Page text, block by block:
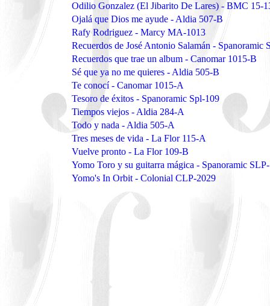
Odilio Gonzalez (El Jibarito De Lares) - BMC 15-
Ojalá que Dios me ayude - Aldia 507-B
Rafy Rodriguez - Marcy MA-1013
Recuerdos de José Antonio Salamán - Spanoramic
Recuerdos que trae un album - Canomar 1015-B
Sé que ya no me quieres - Aldia 505-B
Te conocí - Canomar 1015-A
Tesoro de éxitos - Spanoramic Spl-109
Tiempos viejos - Aldia 284-A
Todo y nada - Aldia 505-A
Tres meses de vida - La Flor 115-A
Vuelve pronto - La Flor 109-B
Yomo Toro y su guitarra mágica - Spanoramic
Yomo's In Orbit - Colonial CLP-2029